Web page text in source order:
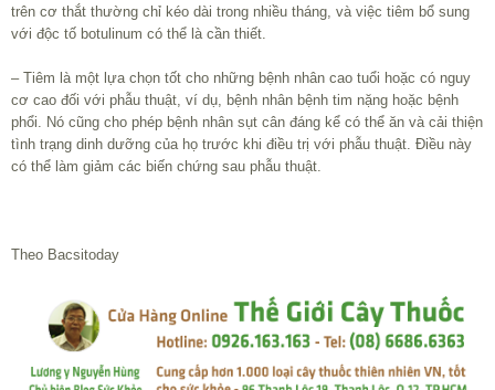
trên cơ thắt thường chỉ kéo dài trong nhiều tháng, và việc tiêm bổ sung
với độc tố botulinum có thể là cần thiết.
– Tiêm là một lựa chọn tốt cho những bệnh nhân cao tuổi hoặc có nguy
cơ cao đối với phẫu thuật, ví dụ, bệnh nhân bệnh tim nặng hoặc bệnh
phổi. Nó cũng cho phép bệnh nhân sụt cân đáng kể có thể ăn và cải thiện
tình trạng dinh dưỡng của họ trước khi điều trị với phẫu thuật. Điều này
có thể làm giảm các biến chứng sau phẫu thuật.
Theo Bacsitoday